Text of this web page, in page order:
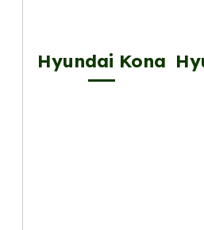
Hyundai Kona